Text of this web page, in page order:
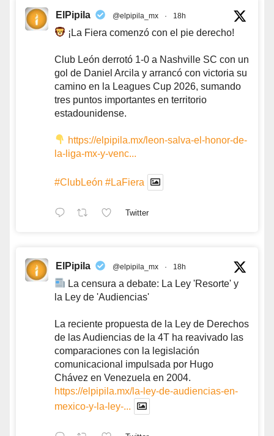
ElPipila @elpipila_mx · 18h
¡La Fiera comenzó con el pie derecho!
Club León derrotó 1-0 a Nashville SC con un
gol de Daniel Arcila y arrancó con victoria su
camino en la Leagues Cup 2026, sumando
tres puntos importantes en territorio
estadounidense.
https://elpipila.mx/leon-salva-el-honor-de-
la-liga-mx-y-venc...
#ClubLeón #LaFiera
Twitter
ElPipila @elpipila_mx · 18h
La censura a debate: La Ley 'Resorte' y
la Ley de 'Audiencias'
La reciente propuesta de la Ley de Derechos
de las Audiencias de la 4T ha reavivado las
comparaciones con la legislación
comunicacional impulsada por Hugo
Chávez en Venezuela en 2004.
https://elpipila.mx/la-ley-de-audiencias-en-
mexico-y-la-ley-...